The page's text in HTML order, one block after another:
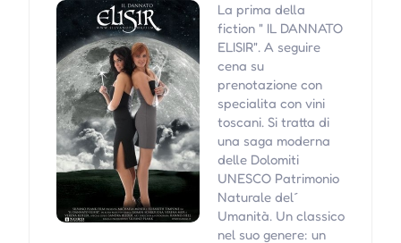
La prima della
fiction " IL DANNATO
ELISIR". A seguire
cena su
prenotazione con
specialita con vini
toscani. Si tratta di
una saga moderna
delle Dolomiti
UNESCO Patrimonio
Naturale del´
Umanità. Un classico
nel suo genere: un